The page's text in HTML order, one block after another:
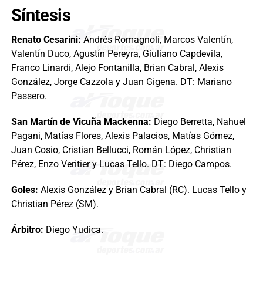
Síntesis
Renato Cesarini: Andrés Romagnoli, Marcos Valentín,
Valentín Duco, Agustín Pereyra, Giuliano Capdevila,
Franco Linardi, Alejo Fontanilla, Brian Cabral, Alexis
González, Jorge Cazzola y Juan Gigena. DT: Mariano
Passero.
San Martín de Vicuña Mackenna: Diego Berretta, Nahuel
Pagani, Matías Flores, Alexis Palacios, Matías Gómez,
Juan Cosio, Cristian Bellucci, Román López, Christian
Pérez, Enzo Veritier y Lucas Tello. DT: Diego Campos.
Goles: Alexis González y Brian Cabral (RC). Lucas Tello y
Christian Pérez (SM).
Árbitro: Diego Yudica.